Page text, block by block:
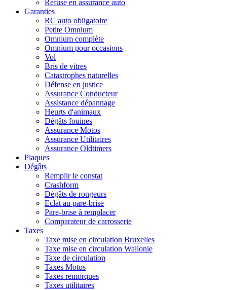
Refusé en assurance auto
Garanties
RC auto obligatoire
Petite Omnium
Omnium complète
Omnium pour occasions
Vol
Bris de vitres
Catastrophes naturelles
Défense en justice
Assurance Conducteur
Assistance dépannage
Heurts d'animaux
Dégâts fouines
Assurance Motos
Assurance Utilitaires
Assurance Oldtimers
Plaques
Dégâts
Remplir le constat
Crashform
Dégâts de rongeurs
Eclat au pare-brise
Pare-brise à remplacer
Comparateur de carrosserie
Taxes
Taxe mise en circulation Bruxelles
Taxe mise en circulation Wallonie
Taxe de circulation
Taxes Motos
Taxes remorques
Taxes utilitaires